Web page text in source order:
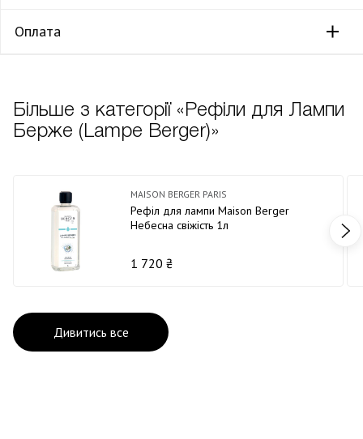
Оплата
Більше з категорії «Рефіли для Лампи
Берже (Lampe Berger)»
MAISON BERGER PARIS
Рефіл для лампи Maison Berger
Небесна свіжість 1л
1 720 ₴
Дивитись все